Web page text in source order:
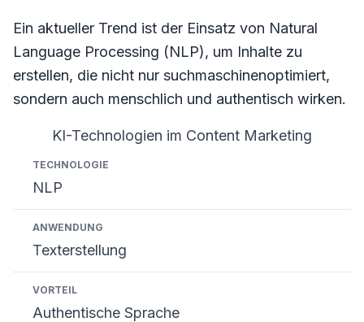
Ein aktueller Trend ist der Einsatz von Natural
Language Processing (NLP), um Inhalte zu
erstellen, die nicht nur suchmaschinenoptimiert,
sondern auch menschlich und authentisch wirken.
KI-Technologien im Content Marketing
TechnologieAnwendung
NLP
Texterstellung
Authentische Sprache